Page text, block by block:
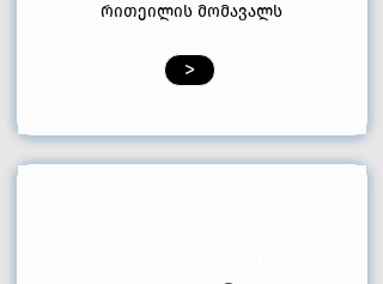
რითეილის მომავალს
>